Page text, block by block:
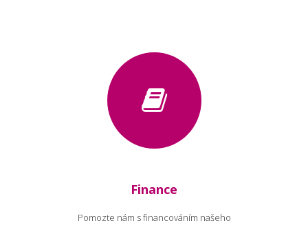
Finance
Pomozte nám s financováním našeho